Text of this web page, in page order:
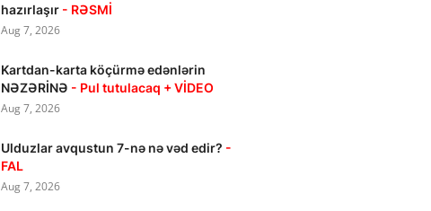
hazırlaşır - RƏSMİ
Aug 7, 2026
Kartdan-karta köçürmə edənlərin
NƏZƏRİNƏ - Pul tutulacaq + VİDEO
Aug 7, 2026
Ulduzlar avqustun 7-nə nə vəd edir? -
FAL
Aug 7, 2026